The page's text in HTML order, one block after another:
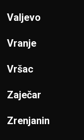
Valjevo
Vranje
Vršac
Zaječar
Zrenjanin